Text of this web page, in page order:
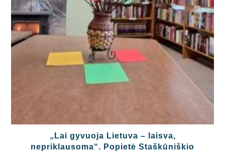
„Lai gyvuoja Lietuva – laisva,
nepriklausoma“. Popietė Staškūniškio